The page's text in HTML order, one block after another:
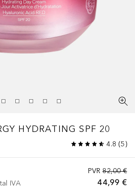
HYDRATING SPF 20
4.8 (5)
PVR 82,00 €
44,99 €
IVA